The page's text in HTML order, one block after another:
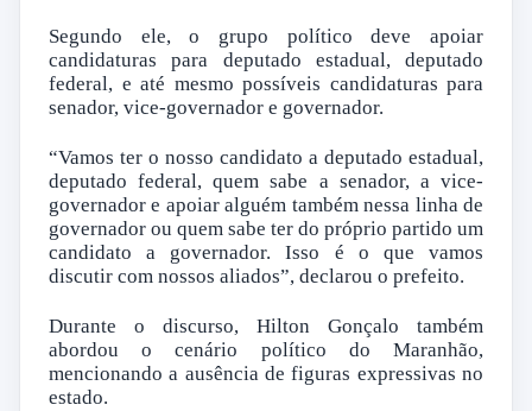
Segundo ele, o grupo político deve apoiar
candidaturas para deputado estadual, deputado
federal, e até mesmo possíveis candidaturas para
senador, vice-governador e governador.
“Vamos ter o nosso candidato a deputado estadual,
deputado federal, quem sabe a senador, a vice-
governador e apoiar alguém também nessa linha de
governador ou quem sabe ter do próprio partido um
candidato a governador. Isso é o que vamos
discutir com nossos aliados”, declarou o prefeito.
Durante o discurso, Hilton Gonçalo também
abordou o cenário político do Maranhão,
mencionando a ausência de figuras expressivas no
estado.